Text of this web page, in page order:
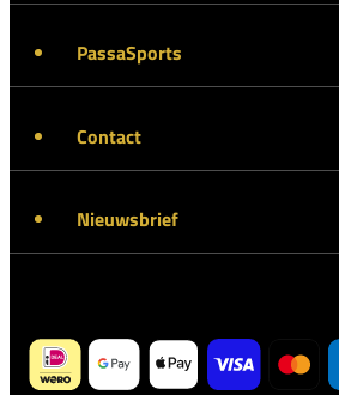
PassaSports
Contact
Nieuwsbrief